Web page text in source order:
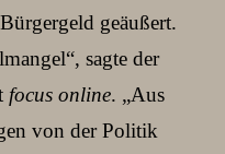
geäußert.
sagte der
focus online. „Aus
von der Politik